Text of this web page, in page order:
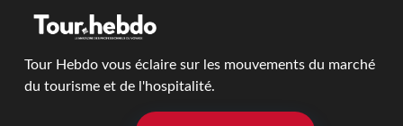
Tour Hebdo vous éclaire sur les mouvements du marché
du tourisme et de l'hospitalité.